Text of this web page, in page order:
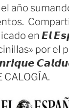
año
en 𝙀𝙡
por el
CALOGÍA.